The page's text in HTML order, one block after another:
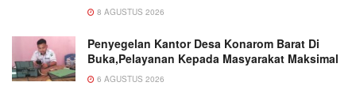
8 AGUSTUS 2026
Penyegelan Kantor Desa Konarom Barat Di
Buka,Pelayanan Kepada Masyarakat Maksimal
6 AGUSTUS 2026